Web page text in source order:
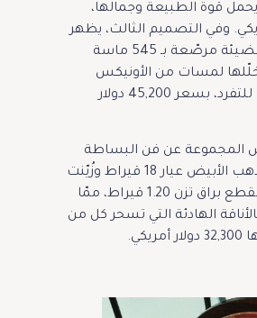
قوة الطبيعة وجمالها،
أمريكي. وفي التصميم الثالث، يظهر
الذهب الأبيض كلوحة مضيئة مرصّعة بـ 545 ماسة
تتخلّلها لمسات من الأونيكس
والزمرد، ما يجعلها رمزًا للتفرد، بسعر 45,200 دولار
المجموعة عن فن البساطة
المتقنة. صُنعت من الذهب الأبيض عيار 18 قيراط وزُيّنت
بالأونيكس و84 ماسة بقطع براق تزن 1.20 قيراط، ممّا
الهادئة التي تسحر كل من